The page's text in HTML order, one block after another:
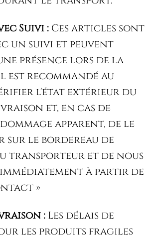
Suivi : Ces articles sont
un suivi et peuvent
présence lors de la
est recommandé au
l'état extérieur du
et, en cas de
apparent, de le
sur le bordereau de
transporteur et de nous
à partir de
»
: Les délais de
les produits fragiles